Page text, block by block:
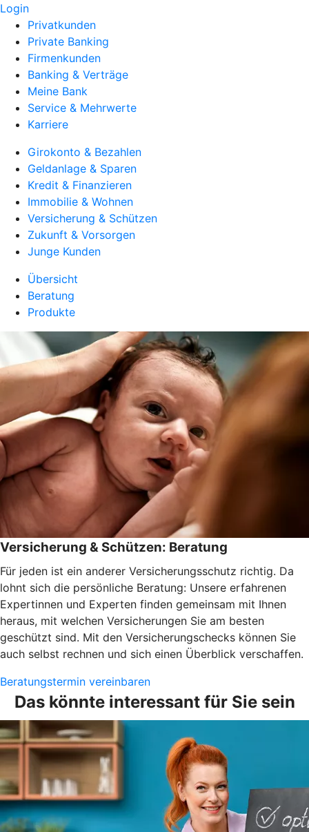
Login
Privatkunden
Private Banking
Firmenkunden
Banking & Verträge
Meine Bank
Service & Mehrwerte
Karriere
Girokonto & Bezahlen
Geldanlage & Sparen
Kredit & Finanzieren
Immobilie & Wohnen
Versicherung & Schützen
Zukunft & Vorsorgen
Junge Kunden
Übersicht
Beratung
Produkte
Versicherung & Schützen: Beratung
Für jeden ist ein anderer Versicherungsschutz richtig. Da
lohnt sich die persönliche Beratung: Unsere erfahrenen
Expertinnen und Experten finden gemeinsam mit Ihnen
heraus, mit welchen Versicherungen Sie am besten
geschützt sind. Mit den Versicherungschecks können Sie
auch selbst rechnen und sich einen Überblick verschaffen.
Beratungstermin vereinbaren
Das könnte interessant für Sie sein